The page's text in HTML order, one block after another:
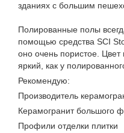
зданиях с большим
Полированные полы
помощью средства SCI
оно очень пористое. Цвет
яркий, как у
Рекомендую:
Производитель
Керамогранит большого
Профили отделки плитки